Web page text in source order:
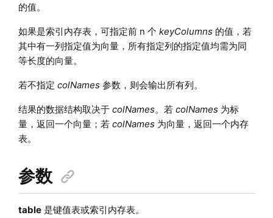
的值。
如果是索引内存表，可指定前 n 个 keyColumns的值，若
其中有一列指定值为向量，所有指定列的指定值均需为同
等长度的向量。
若不指定 colNames参数，则会输出所有列。
结果的数据结构取决于 colNames。若 colNames为标
量，返回一个向量；若 colNames为向量，返回一个内存
表。
参数
table是键值表或索引内存表。